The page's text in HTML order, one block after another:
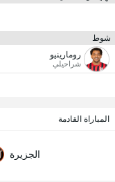
شوط
رومارينيو
شراحيلي
المباراة القادمة
الجزيرة